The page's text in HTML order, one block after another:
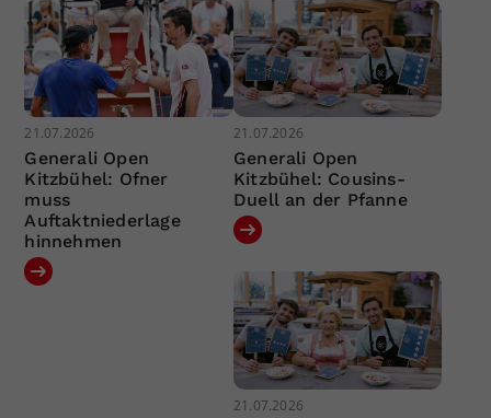
21.07.2026
Generali Open
Kitzbühel: Ofner
muss
Auftaktniederlage
hinnehmen
21.07.2026
Generali Open
Kitzbühel: Cousins-
Duell an der Pfanne
21.07.2026